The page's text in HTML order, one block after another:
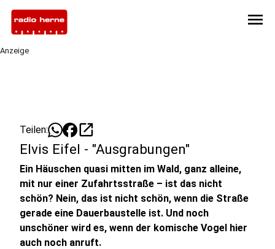
menu
Anzeige
Teilen: open_in_new
Elvis Eifel - "Ausgrabungen"
Ein Häuschen quasi mitten im Wald, ganz alleine,
mit nur einer Zufahrtsstraße – ist das nicht
schön? Nein, das ist nicht schön, wenn die Straße
gerade eine Dauerbaustelle ist. Und noch
unschöner wird es, wenn der komische Vogel hier
auch noch anruft.